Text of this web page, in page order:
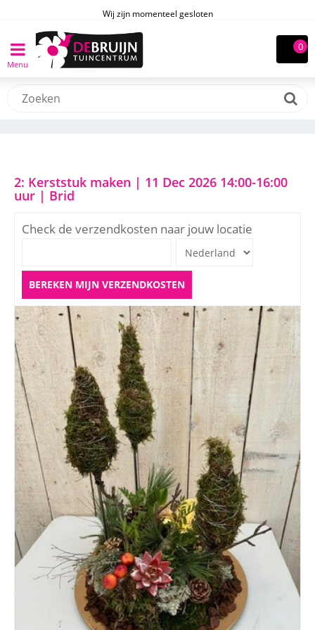
Menu
Wij zijn momenteel gesloten
2: Kerststuk maken | 11 Dec 2026 14:00-16:00
uur | Brid
Check de verzendkosten naar jouw locatie
BEREKEN MIJN VERZENDKOSTEN